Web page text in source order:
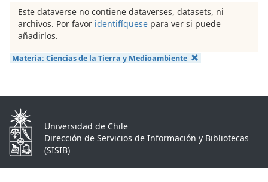
Este dataverse no contiene dataverses, datasets, ni
archivos. Por favor identifíquese para ver si puede
añadirlos.
Materia: Ciencias de la Tierra y Medioambiente
Universidad de Chile
Dirección de Servicios de Información y Bibliotecas
(SISIB)